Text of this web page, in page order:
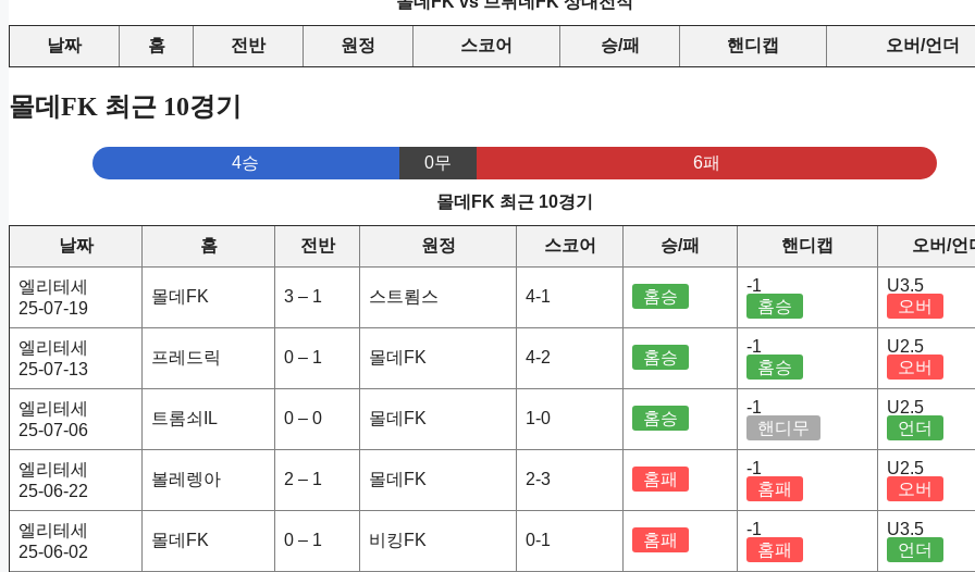
날짜 홈 전반 원정 스코어 승/패 핸디캡 오버/언더
몰데FK 최근 10경기
4승 0무 6패
몰데FK 최근 10경기
날짜 홈 전반 원정 스코어 승/패 핸디캡 오버/언
엘리테세
25-07-19
몰데FK 3 – 1 스트룀스 4-1 홈승
-1
홈승
U3.5
오버
엘리테세
25-07-13
프레드릭 0 – 1 몰데FK 4-2 홈승
-1
홈승
U2.5
오버
엘리테세
25-07-06
트롬쇠IL 0 – 0 몰데FK 1-0 홈승
-1
핸디무
U2.5
언더
엘리테세
25-06-22
볼레렝아 2 – 1 몰데FK 2-3 홈패
-1
홈패
U2.5
오버
엘리테세
25-06-02
몰데FK 0 – 1 비킹FK 0-1 홈패
-1
홈패
U3.5
언더